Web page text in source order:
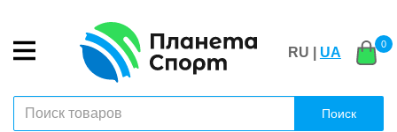
RU | UA
0
Поиск